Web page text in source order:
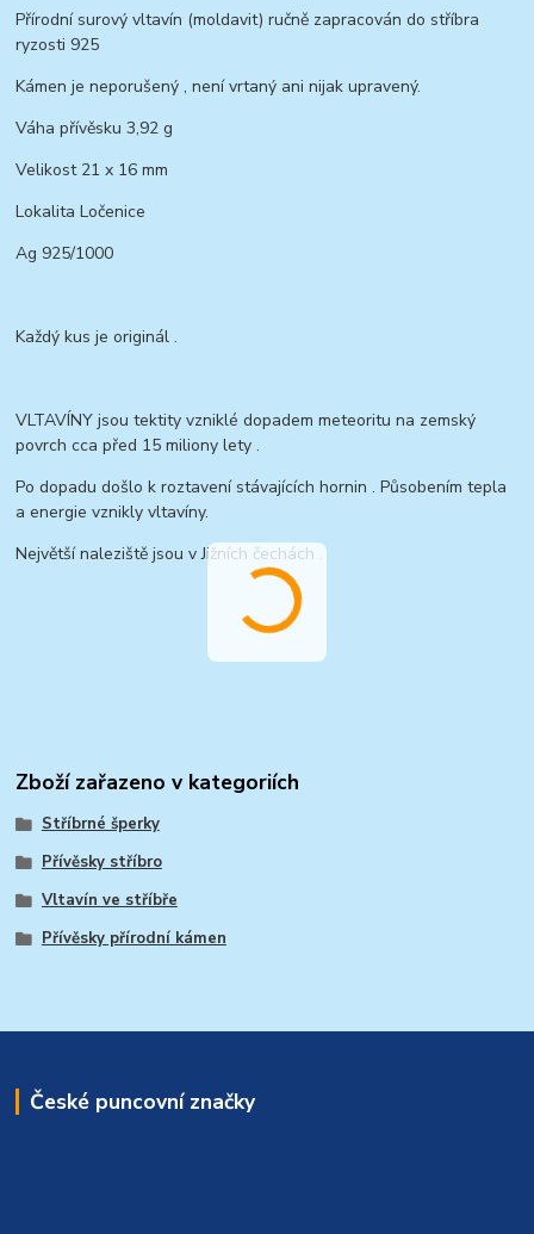
Přírodní surový vltavín (moldavit) ručně zapracován do stříbra
ryzosti 925
Kámen je neporušený , není vrtaný ani nijak upravený.
Váha přívěsku 3,92 g
Velikost 21 x 16 mm
Lokalita Ločenice
Ag 925/1000
Každý kus je originál .
VLTAVÍNY jsou tektity vzniklé dopadem meteoritu na zemský
povrch cca před 15 miliony lety .
Po dopadu došlo k roztavení stávajících hornin . Působením tepla
a energie vznikly vltavíny.
Největší naleziště jsou v Jižních čechách .
Zboží zařazeno v kategoriích
Stříbrné šperky
Přívěsky stříbro
Vltavín ve stříbře
Přívěsky přírodní kámen
České puncovní značky